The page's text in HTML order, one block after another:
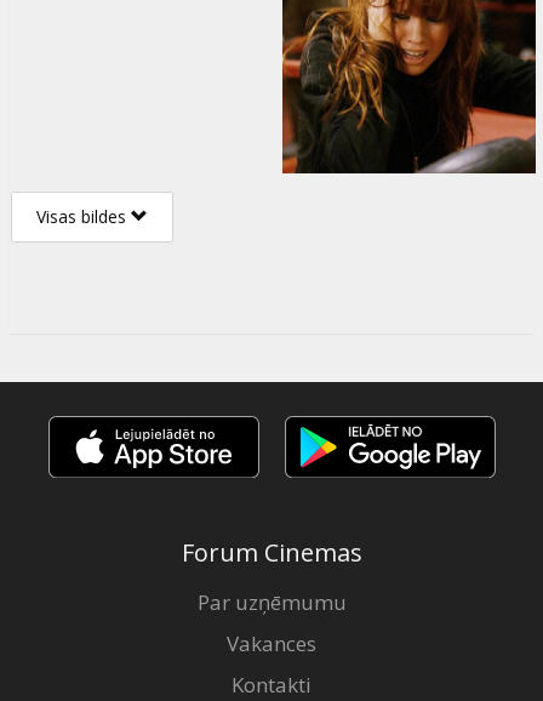
Visas bildes
Forum Cinemas
Par uzņēmumu
Vakances
Kontakti